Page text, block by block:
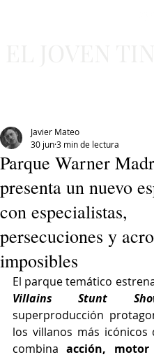
Parque Warner
presenta un nuevo
con especialistas,
persecuciones y
imposibles
Javier Mateo
30 jun3 min de lectura
El parque temático
Villains Stunt
superproducción
los villanos más icónicos
combina acción,